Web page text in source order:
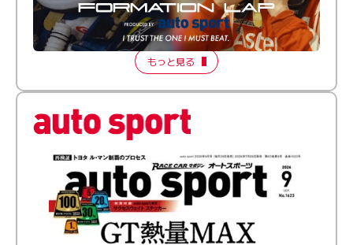
倒す相手を、信じてる。小林利徠斗 × 野村勇斗
【FORMATION LAP Produced by auto sport】
2026 Episode 2
もっと見る